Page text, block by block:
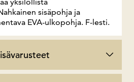
sisäpohja ja
EVA-ulkopohja. F-lesti.